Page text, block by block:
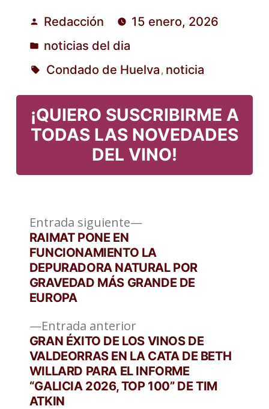
Publicado
por
Redacción 15 enero, 2026
Publicado
en
noticias del dia
Condado de Huelva , noticia
¡QUIERO SUSCRIBIRME A
TODAS LAS NOVEDADES
DEL VINO!
Navegación
de
entradas
Entrada anteriorEntrada
anterior:
GRAN ÉXITO DE LOS VINOS DE
VALDEORRAS EN LA CATA DE BETH
WILLARD PARA EL INFORME
“GALICIA 2026, TOP 100” DE TIM
ATKIN
Entrada siguiente
Entrada
RAIMAT PONE EN
FUNCIONAMIENTO LA
DEPURADORA NATURAL POR
GRAVEDAD MÁS GRANDE DE
EUROPA